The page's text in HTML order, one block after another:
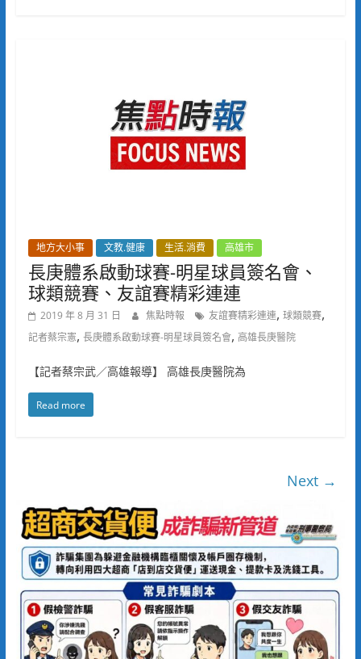
地方大小事 文教.健康 生活.消費 高雄市
長庚體系啟動球賽-明星球員簽名會、
球類競賽、友誼賽精彩連連
2019 年 8 月 31 日 焦點時報 友誼賽精彩連連, 球類競賽,
記者蔡宗憲, 長庚體系啟動球賽-明星球員簽名會, 高雄長庚醫院
【記者蔡宗武／高雄報導】 高雄長庚醫院為
Read more
Next →